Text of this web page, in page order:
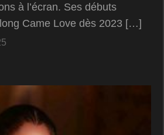
à l’écran. Ses débuts
Came Love dès 2023 […]